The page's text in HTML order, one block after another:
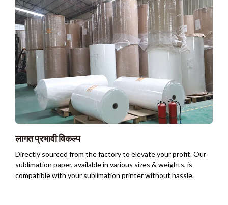
लागत प्रभावी विकल्प
Directly sourced from the factory to elevate your profit.Our
sublimation paper, available in various sizes & weights, is
compatible with your sublimation printer without hassle.